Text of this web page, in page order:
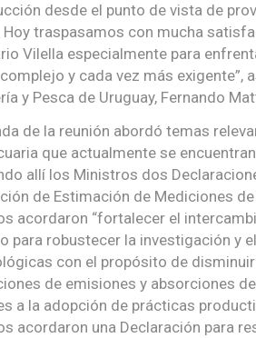
desde el punto de vista de
Hoy traspasamos con mucha
Vilella especialmente para
y cada vez más exigente”,
y Pesca de Uruguay, Fernando
de la reunión abordó temas
que actualmente se
allí los Ministros dos
de Estimación de Mediciones
acordaron “fortalecer el
para robustecer la investigación y
con el propósito de
de emisiones y absorciones
a la adopción de prácticas
acordaron una Declaración para